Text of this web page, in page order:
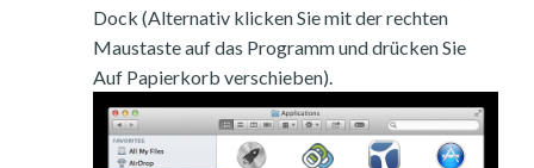
Dock (Alternativ klicken Sie mit der rechten
Maustaste auf das Programm und drücken Sie
Auf Papierkorb verschieben).